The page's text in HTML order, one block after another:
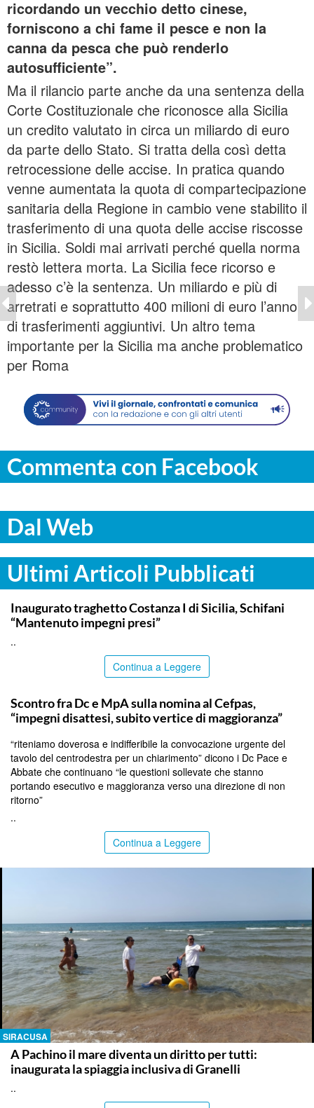
ricordando un vecchio detto cinese,
forniscono a chi fame il pesce e non la
canna da pesca che può renderlo
autosufficiente”.
Ma il rilancio parte anche da una sentenza della
Corte Costituzionale che riconosce alla Sicilia
un credito valutato in circa un miliardo di euro
da parte dello Stato. Si tratta della così detta
retrocessione delle accise. In pratica quando
venne aumentata la quota di compartecipazione
sanitaria della Regione in cambio vene stabilito il
trasferimento di una quota delle accise riscosse
in Sicilia. Soldi mai arrivati perché quella norma
restò lettera morta. La Sicilia fece ricorso e
adesso c’è la sentenza. Un miliardo e più di
arretrati e soprattutto 400 milioni di euro l’anno
di trasferimenti aggiuntivi. Un altro tema
importante per la Sicilia ma anche problematico
per Roma
Commenta con Facebook
Dal Web
Ultimi Articoli Pubblicati
ITALPRESS
Inaugurato traghetto Costanza I di Sicilia, Schifani
“Mantenuto impegni presi”
..
Continua a Leggere
Scontro fra Dc e MpA sulla nomina al Cefpas,
“impegni disattesi, subito vertice di maggioranza”
“riteniamo doverosa e indifferibile la convocazione urgente del
tavolo del centrodestra per un chiarimento” dicono i Dc Pace e
Abbate che continuano “le questioni sollevate che stanno
portando esecutivo e maggioranza verso una direzione di non
ritorno”
..
Continua a Leggere
SIRACUSA
A Pachino il mare diventa un diritto per tutti:
inaugurata la spiaggia inclusiva di Granelli
..